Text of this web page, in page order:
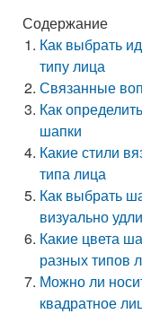
Содержание
Как выбрать
типу лица
Связанные
Как
шапки
Какие стили
типа лица
Как выбрать
визуально
Какие цвета
разных типов
Можно ли
квадратное